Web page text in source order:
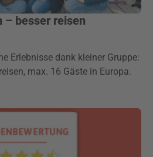
– besser reisen
Erlebnisse dank kleiner Gruppe:
max. 16 Gäste in Europa.